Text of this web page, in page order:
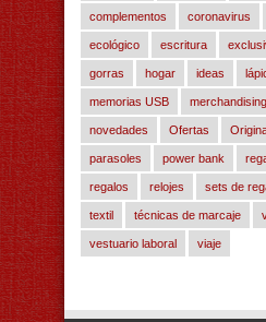
complementos coronavirus
ecológico escritura
gorras hogar ideas
memorias USB merchandising
novedades Ofertas
parasoles power bank
regalos relojes sets de
textil técnicas de marcaje
vestuario laboral viaje